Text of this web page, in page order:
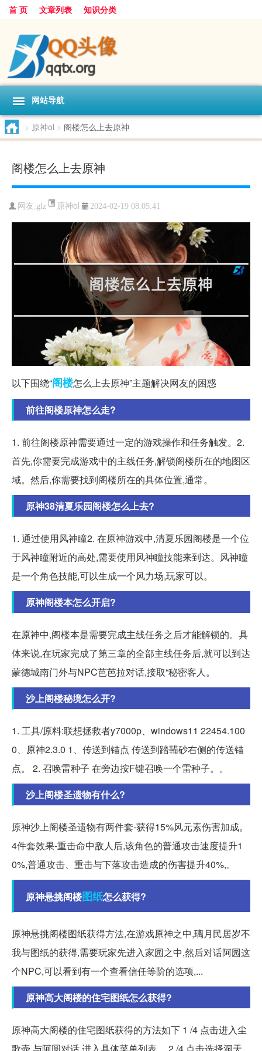
首 页 文章列表 知识分类
网站导航
> 原神ol > 阁楼怎么上去原神
阁楼怎么上去原神
网友:glz 原神ol 2024-02-19 08:05:41
以下围绕“阁楼怎么上去原神”主题解决网友的困惑
前往阁楼原神怎么走?
1. 前往阁楼原神需要通过一定的游戏操作和任务触发。2.
首先,你需要完成游戏中的主线任务,解锁阁楼所在的地图区
域。然后,你需要找到阁楼所在的具体位置,通常。
原神38清夏乐园阁楼怎么上去?
1. 通过使用风神瞳2. 在原神游戏中,清夏乐园阁楼是一个位
于风神瞳附近的高处,需要使用风神瞳技能来到达。风神瞳
是一个角色技能,可以生成一个风力场,玩家可以。
原神阁楼本怎么开启?
在原神中,阁楼本是需要完成主线任务之后才能解锁的。具
体来说,在玩家完成了第三章的全部主线任务后,就可以到达
蒙德城南门外与NPC芭芭拉对话,接取“秘密客人。
沙上阁楼秘境怎么开?
1. 工具/原料:联想拯救者y7000p、windows11 22454.100
0、原神2.3.0 1、传送到锚点 传送到踏鞴砂右侧的传送锚
点。 2. 召唤雷种子 在旁边按F键召唤一个雷种子。。
沙上阁楼圣遗物有什么?
原神沙上阁楼圣遗物有两件套-获得15%风元素伤害加成。
4件套效果-重击命中敌人后,该角色的普通攻击速度提升1
0%,普通攻击、重击与下落攻击造成的伤害提升40%,。
原神悬挑阁楼图纸怎么获得?
原神悬挑阁楼图纸获得方法,在游戏原神之中,璃月民居岁不
我与图纸的获得,需要玩家先进入家园之中,然后对话阿园这
个NPC,可以看到有一个查看信任等阶的选项,...
原神高大阁楼的住宅图纸怎么获得?
原神高大阁楼的住宅图纸获得的方法如下 1 /4 点击进入尘
歌壶,与阿圆对话,进入具体菜单列表。 2 /4 点击选择洞天